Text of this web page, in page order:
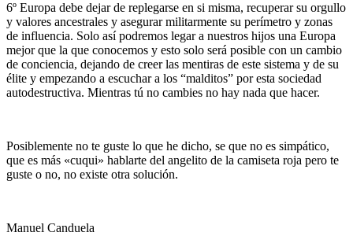
6º Europa debe dejar de replegarse en si misma, recuperar su orgullo
y valores ancestrales y asegurar militarmente su perímetro y zonas
de influencia. Solo así podremos legar a nuestros hijos una Europa
mejor que la que conocemos y esto solo será posible con un cambio
de conciencia, dejando de creer las mentiras de este sistema y de su
élite y empezando a escuchar a los “malditos” por esta sociedad
autodestructiva. Mientras tú no cambies no hay nada que hacer.
Posiblemente no te guste lo que he dicho, se que no es simpático,
que es más «cuqui» hablarte del angelito de la camiseta roja pero te
guste o no, no existe otra solución.
Manuel Canduela